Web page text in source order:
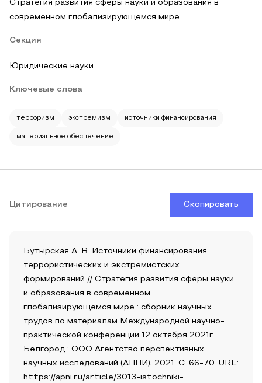
Стратегия развития сферы науки и образования в
современном глобализирующемся мире
Секция
Юридические науки
Ключевые слова
терроризм экстремизм источники финансирования
материальное обеспечение
Цитирование Скопировать
Бутырская А. В. Источники финансирования
террористических и экстремистских
формирований // Стратегия развития сферы науки
и образования в современном
глобализирующемся мире : сборник научных
трудов по материалам Международной научно-
практической конференции 12 октября 2021г.
Белгород : ООО Агентство перспективных
научных исследований (АПНИ), 2021. С. 66-70. URL:
https://apni.ru/article/3013-istochniki-